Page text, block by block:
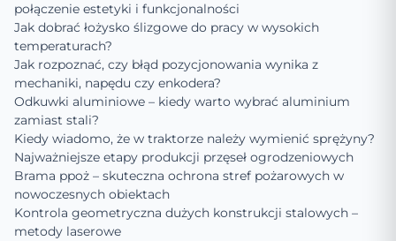
połączenie estetyki i funkcjonalności
Jak dobrać łożysko ślizgowe do pracy w wysokich
temperaturach?
Jak rozpoznać, czy błąd pozycjonowania wynika z
mechaniki, napędu czy enkodera?
Odkuwki aluminiowe – kiedy warto wybrać aluminium
zamiast stali?
Kiedy wiadomo, że w traktorze należy wymienić sprężyny?
Najważniejsze etapy produkcji przęseł ogrodzeniowych
Brama ppoż – skuteczna ochrona stref pożarowych w
nowoczesnych obiektach
Kontrola geometryczna dużych konstrukcji stalowych –
metody laserowe